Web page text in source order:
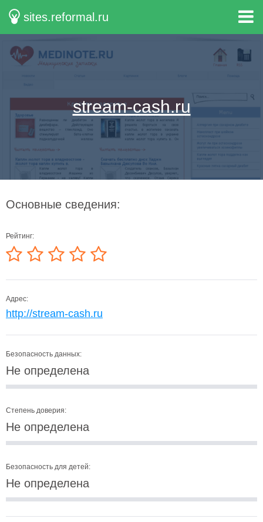
sites.reformal.ru
stream-cash.ru
Основные сведения:
Рейтинг:
Адрес:
http://stream-cash.ru
Безопасность данных:
Не определена
Степень доверия:
Не определена
Безопасность для детей:
Не определена